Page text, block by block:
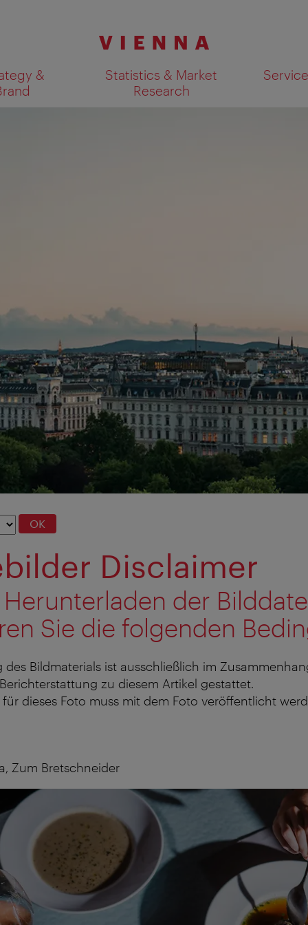
&
Statistics & Market
Research
OK
Disclaimer
der
Sie die folgenden
des Bildmaterials ist ausschließlich im
zu diesem Artikel gestattet.
dieses Foto muss mit dem Foto veröffentlicht
Zum Bretschneider